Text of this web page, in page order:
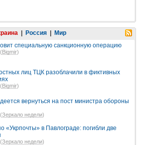
Россия
Мир
специальную санкционную операцию
Bigmir)
лиц ТЦК разоблачили в фиктивных
Bigmir)
вернуться на пост министра обороны
Зеркало недели)
«Укрпочты» в Павлограде: погибли две
Зеркало недели)